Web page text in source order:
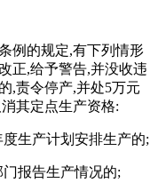
例的规定,有下列情形
正,给予警告,并没收违
,责令停产,并处5万元
其定点生产资格:
生产计划安排生产的;
报告生产情况的;